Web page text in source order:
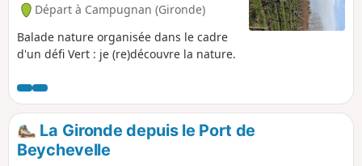
Départ à Campugnan (Gironde)
Balade nature organisée dans le cadre
d'un défi Vert : je (re)découvre la nature.
La Gironde depuis le Port de
Beychevelle